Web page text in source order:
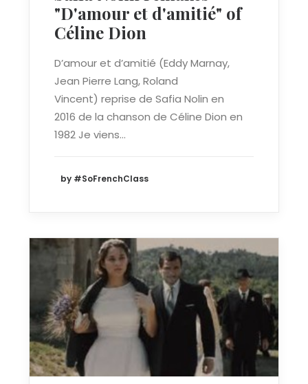
"D'amour et d'amitié" of
Céline Dion
D’amour et d’amitié (Eddy Marnay,
Jean Pierre Lang, Roland
Vincent) reprise de Safia Nolin en
2016 de la chanson de Céline Dion en
1982 Je viens…
by #SoFrenchClass